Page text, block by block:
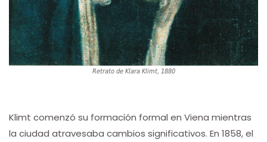
Retrato de Klara Klimt, 1880
Klimt comenzó su formación formal en Viena mientras
la ciudad atravesaba cambios significativos. En 1858, el